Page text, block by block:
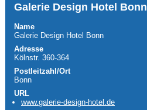
Galerie Design Hotel Bonn
Name
Galerie Design Hotel Bonn
Adresse
Kölnstr. 360-364
Postleitzahl/Ort
Bonn
URL
www.galerie-design-hotel.de